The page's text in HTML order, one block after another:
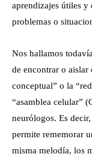
aprendizajes útiles y
problemas o
Nos hallamos
de encontrar o aislar
conceptual” o la
“asamblea celular”
neurólogos. Es
permite rememorar
misma melodía, los